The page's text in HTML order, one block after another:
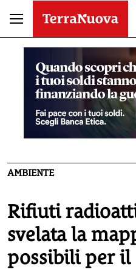
AMBIENTE
Rifiuti
svelata la
possibili per il